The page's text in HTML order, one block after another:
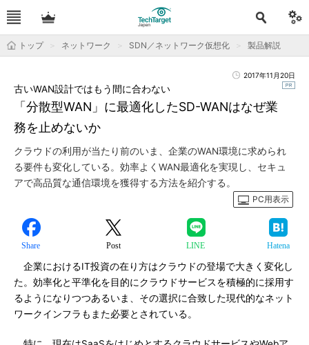
トップ ネットワーク SDN／ネットワーク仮想化 製品解説
2017年11月20日
「分散型WAN」に最適化したSD-WANはなぜ業
務を止めないか
古いWAN設計ではもう間に合わない
クラウドの利用が当たり前のいま、企業のWAN環境に求められ
る要件も変化している。効率よくWAN最適化を実現し、セキュ
アで高品質な通信環境を獲得する方法を紹介する。
PC用表示
Share Post LINE Hatena
企業におけるIT投資の在り方はクラウドの登場で大きく変化し
た。効率化と平準化を目的にクラウドサービスを積極的に採用す
るようになりつつあるいま、その選択に合致した現代的なネット
ワークインフラもまた必要とされている。